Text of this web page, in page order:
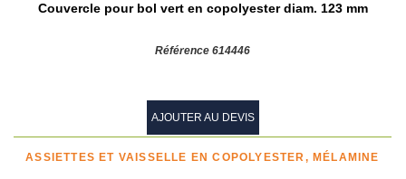
Couvercle pour bol vert en copolyester diam. 123 mm
Référence 614446
AJOUTER AU DEVIS
ASSIETTES ET VAISSELLE EN COPOLYESTER, MÉLAMINE